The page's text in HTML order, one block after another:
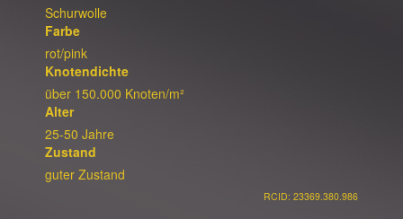
Schurwolle
Farbe
rot/pink
Knotendichte
über 150.000 Knoten/m²
Alter
25-50 Jahre
Zustand
guter Zustand
RCID: 23369.380.986